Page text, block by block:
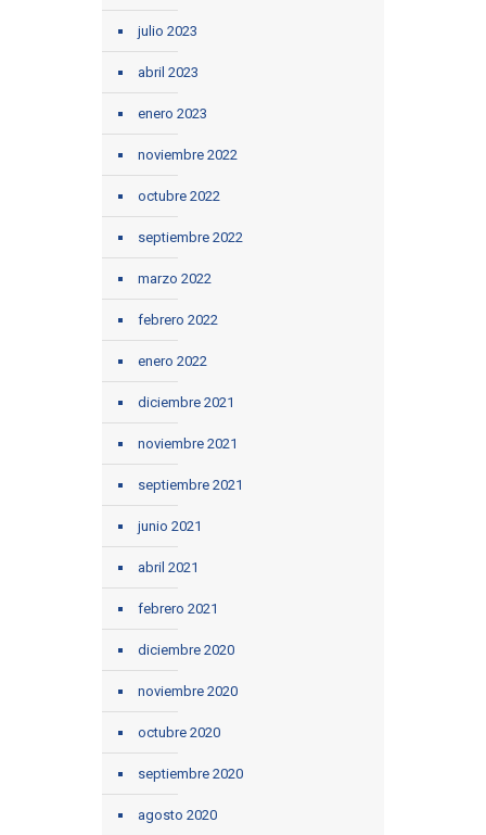
julio 2023
abril 2023
enero 2023
noviembre 2022
octubre 2022
septiembre 2022
marzo 2022
febrero 2022
enero 2022
diciembre 2021
noviembre 2021
septiembre 2021
junio 2021
abril 2021
febrero 2021
diciembre 2020
noviembre 2020
octubre 2020
septiembre 2020
agosto 2020